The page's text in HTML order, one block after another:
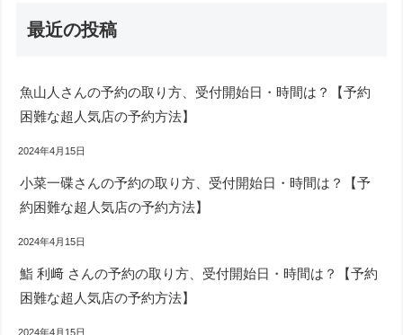
最近の投稿
魚山人さんの予約の取り方、受付開始日・時間は？【予約
困難な超人気店の予約方法】
2024年4月15日
小菜一碟さんの予約の取り方、受付開始日・時間は？【予
約困難な超人気店の予約方法】
2024年4月15日
鮨 利﨑 さんの予約の取り方、受付開始日・時間は？【予約
困難な超人気店の予約方法】
2024年4月15日